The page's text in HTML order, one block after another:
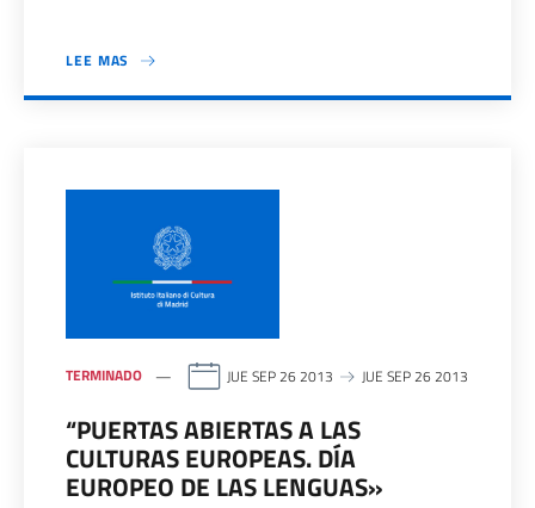
LEE MAS
TERMINADO JUE SEP 26 2013 JUE SEP 26 2013
“PUERTAS ABIERTAS A LAS
CULTURAS EUROPEAS. DÍA
EUROPEO DE LAS LENGUAS»